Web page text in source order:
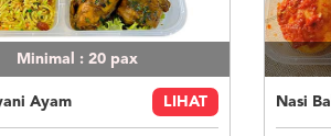
Minimal : 20 pax
Ayam LIHAT